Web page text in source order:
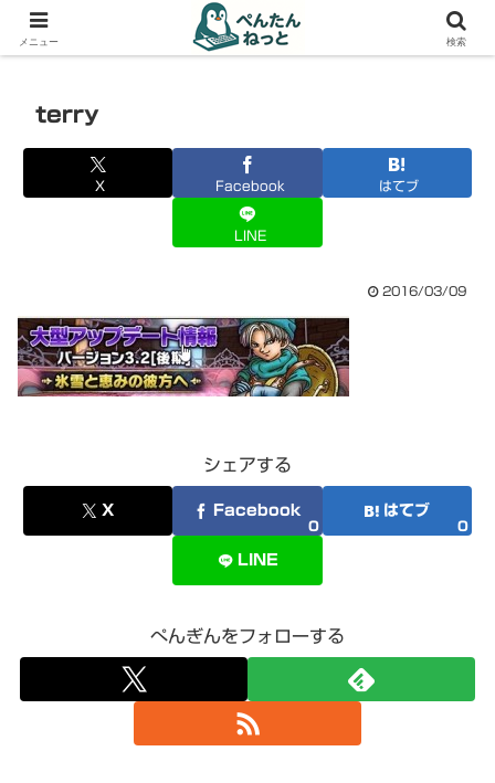
PCやガジェットの備忘録
terry
X Facebook はてブ
LINE
2016/03/09
シェアする
X Facebook
0
はてブ
0
LINE
ぺんぎんをフォローする
メニュー 検索